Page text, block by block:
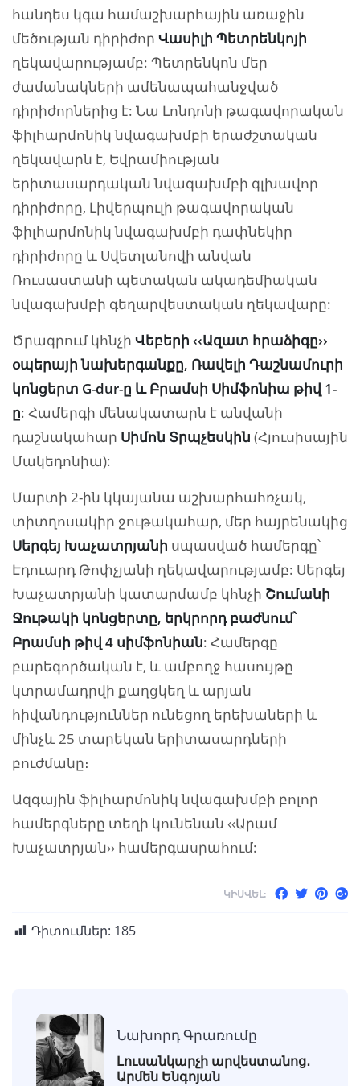
հանդես կգա համաշխարհային առաջին
մեծության դիրիժոր Վասիլի Պետրենկոյի
ղեկավարությամբ: Պետրենկոն մեր
ժամանակների ամենապահանջված
դիրիժորներից է: Նա Լոնդոնի թագավորական
ֆիլհարմոնիկ նվագախմբի երաժշտական
ղեկավարն է, Եվրամիության
երիտասարդական նվագախմբի գլխավոր
դիրիժորը, Լիվերպուլի թագավորական
ֆիլհարմոնիկ նվագախմբի դափնեկիր
դիրիժորը և Սվետլանովի անվան
Ռուսաստանի պետական ակադեմիական
նվագախմբի գեղարվեստական ղեկավարը:
Ծրագրում կհնչի Վեբերի ‹‹Ազատ հրաձիգը››
օպերայի նախերգանքը, Ռավելի Դաշնամուրի
կոնցերտ G-dur-ը և Բրամսի Սիմֆոնիա թիվ 1-
ը: Համերգի մենակատարն է անվանի
դաշնակահար Սիմոն Տրպչեսկին (Հյուսիսային
Մակեդոնիա):
Մարտի 2-ին կկայանա աշխարհահռչակ,
տիտղոսակիր ջութակահար, մեր հայրենակից
Սերգեյ Խաչատրյանի սպասված համերգը՝
Էդուարդ Թոփչյանի ղեկավարությամբ: Սերգեյ
Խաչատրյանի կատարմամբ կհնչի Շումանի
Ջութակի կոնցերտը, երկրորդ բաժնում՝
Բրամսի թիվ 4 սիմֆոնիան: Համերգը
բարեգործական է, և ամբողջ հասույթը
կտրամադրվի քաղցկեղ և արյան
հիվանդություններ ունեցող երեխաների և
մինչև 25 տարեկան երիտասարդների
բուժմանը։
Ազգային ֆիլհարմոնիկ նվագախմբի բոլոր
համերգները տեղի կունենան ‹‹Արամ
Խաչատրյան›› համերգասրահում:
ԿԻՍՎԵԼ:
Դիտումներ: 185
Նախորդ Գրառումը
Լուսանկարչի արվեստանոց․
Արմեն Ենգոյան